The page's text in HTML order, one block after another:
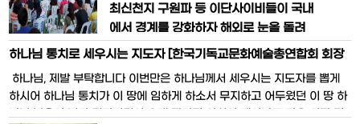
다운 만남’(Connected, Beauti
발전하고 있는 언어로 많은 사람들이 성경
을 더욱 쉽고, 정확하게 읽을 수 있도록 기
존 번역본을 개정하고, 새로운 번역을 하
개의 새로운 번역
최신천지 구원파 등 이단사이비들이 국내
에서 경계를 강화하자 해외로 눈을 돌려
포교를 벌이고 있다. 신천지는 지난해만
를 설립했고, 구원파도 동남아 등에서 포
교에 열을 올리는 모양새다.이에 따라 총
하나님 통치로 세우시는 지도자 [한국기독교문화예술총연합회 회장
김소엽 시]
​ 하나님, 제발 부탁합니다 이번만은 하나님께서 세우시는 지도자를 뽑게
하시어 하나님 통치가 이 땅에 임하게 하소서 무지하고 어두웠던 이 땅 하
나님 복음이 널리 전파되면서 오래 잠자던 의식이 깨어나고 자유 시장 경